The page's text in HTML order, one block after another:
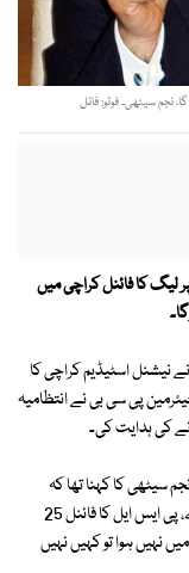
لیگ کا فائنل کراچی میں
نیشنل اسٹیڈیم کراچی کا
چیئرمین پی سی بی نے انتظامیہ
کی ہدایت کی۔
سیٹھی کا کہنا تھا کہ
میڈیا بار بار پی ایس ایل فائنل کے حوالے سے سوال نہ کرے، پی ایس ایل کا فائنل 25
نہیں ہوا تو کہیں نہیں